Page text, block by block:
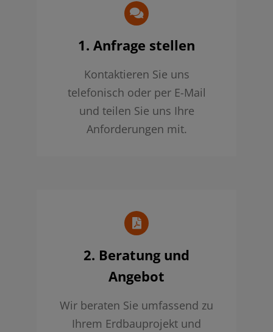
1. Anfrage stellen
Kontaktieren Sie uns
telefonisch oder per E-Mail
und teilen Sie uns Ihre
Anforderungen mit.
2. Beratung und
Angebot
Wir beraten Sie umfassend zu
Ihrem Erdbauprojekt und